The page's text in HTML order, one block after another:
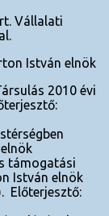
Vállalati
István elnök
2010 évi
támogatási
István elnök
Előterjesztő: